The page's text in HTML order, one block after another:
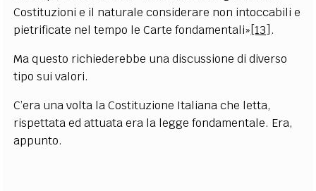
Costituzioni e il naturale considerare non intoccabili e
pietrificate nel tempo le Carte fondamentali» [13] .
Ma questo richiederebbe una discussione di diverso
tipo sui valori.
C’era una volta la Costituzione Italiana che letta,
rispettata ed attuata era la legge fondamentale. Era,
appunto.